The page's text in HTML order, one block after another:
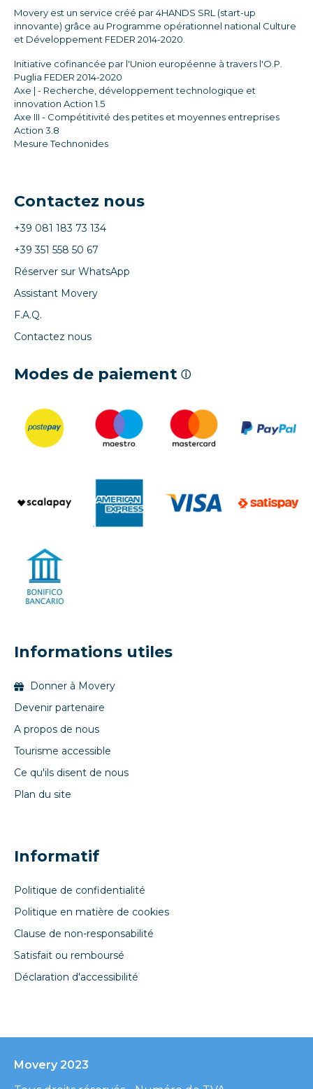
Movery est un service créé par 4HANDS SRL (start-up
innovante) grâce au Programme opérationnel national Culture
et Développement FEDER 2014-2020.
Initiative cofinancée par l'Union européenne à travers l'O.P.
Puglia FEDER 2014-2020
Axe | - Recherche, développement technologique et
innovation Action 1.5
Axe III - Compétitivité des petites et moyennes entreprises
Action 3.8
Mesure Technonides
Contactez nous
+39 081 183 73 134
+39 351 558 50 67
Réserver sur WhatsApp
Assistant Movery
F.A.Q.
Contactez nous
Modes de paiement ⓘ
Informations utiles
Donner à Movery
Devenir partenaire
A propos de nous
Tourisme accessible
Ce qu'ils disent de nous
Plan du site
Informatif
Politique de confidentialité
Politique en matière de cookies
Clause de non-responsabilité
Satisfait ou remboursé
Déclaration d'accessibilité
Movery 2023